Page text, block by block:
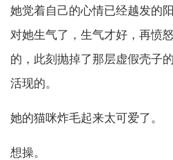
她觉着自己的心情已经越发的
对她生气了，生气才好，再愤
的，此刻抛掉了那层虚假壳子
活现的。
她的猫咪炸毛起来太可爱了。
想操。